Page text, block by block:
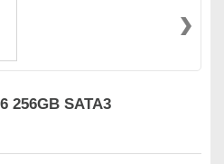
256GB SATA3